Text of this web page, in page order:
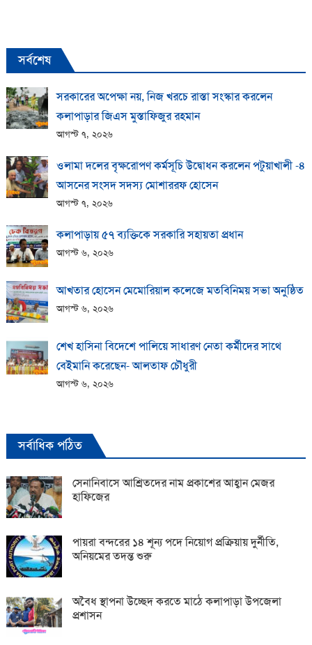
সর্বশেষ
সরকারের অপেক্ষা নয়, নিজ খরচে রাস্তা সংস্কার করলেন
কলাপাড়ার জিএস মুস্তাফিজুর রহমান
আগস্ট ৭, ২০২৬
ওলামা দলের বৃক্ষরোপণ কর্মসূচি উদ্বোধন করলেন পটুয়াখালী -৪
আসনের সংসদ সদস্য মোশাররফ হোসেন
আগস্ট ৭, ২০২৬
কলাপাড়ায় ​৫৭ ব্যক্তিকে সরকারি সহায়তা প্রধান
আগস্ট ৬, ২০২৬
আখতার হোসেন মেমোরিয়াল কলেজে মতবিনিময় সভা অনুষ্ঠিত
আগস্ট ৬, ২০২৬
শেখ হাসিনা বিদেশে পালিয়ে সাধারণ নেতা কর্মীদের সাথে
বেইমানি করেছেন- আলতাফ চৌধুরী
আগস্ট ৬, ২০২৬
সর্বাধিক পঠিত
সেনানিবাসে আশ্রিতদের নাম প্রকাশের আহ্বান মেজর
হাফিজের
পায়রা বন্দরের ১৪ শূন্য পদে নিয়োগ প্রক্রিয়ায় দুর্নীতি,
অনিয়মের তদন্ত শুরু
অবৈধ স্থাপনা উচ্ছেদ করতে মাঠে কলাপাড়া উপজেলা
প্রশাসন